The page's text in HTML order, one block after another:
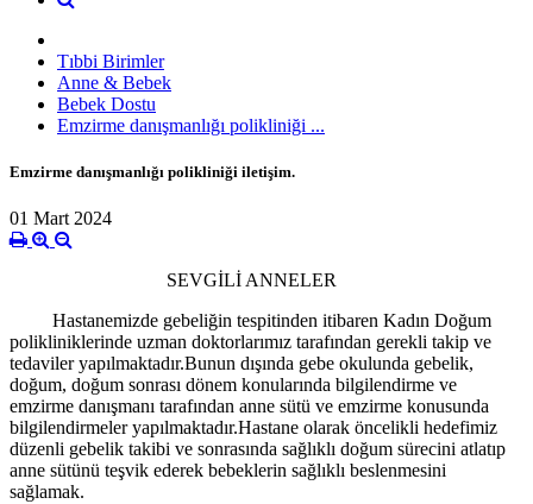
Tıbbi Birimler
Anne & Bebek
Bebek Dostu
Emzirme danışmanlığı polikliniği ...
Emzirme danışmanlığı polikliniği iletişim.
01 Mart 2024
SEVGİLİ ANNELER
Hastanemizde gebeliğin tespitinden itibaren Kadın Doğum
polikliniklerinde uzman doktorlarımız tarafından gerekli takip ve
tedaviler yapılmaktadır.Bunun dışında gebe okulunda gebelik,
doğum, doğum sonrası dönem konularında bilgilendirme ve
emzirme danışmanı tarafından anne sütü ve emzirme konusunda
bilgilendirmeler yapılmaktadır.Hastane olarak öncelikli hedefimiz
düzenli gebelik takibi ve sonrasında sağlıklı doğum sürecini atlatıp
anne sütünü teşvik ederek bebeklerin sağlıklı beslenmesini
sağlamak.